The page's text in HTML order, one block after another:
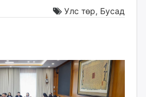
Улс төр, Бусад